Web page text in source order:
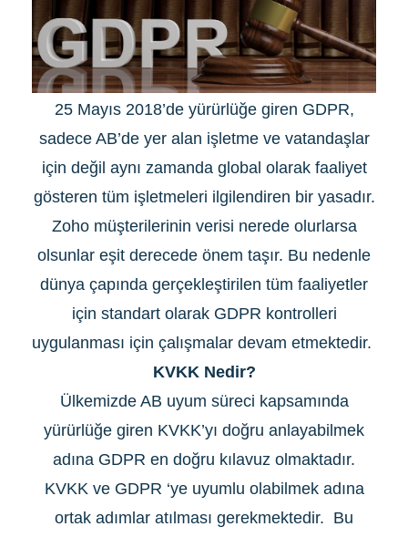
25 Mayıs 2018’de yürürlüğe giren GDPR,
sadece AB’de yer alan işletme ve vatandaşlar
için değil aynı zamanda global olarak faaliyet
gösteren tüm işletmeleri ilgilendiren bir yasadır.
Zoho müşterilerinin verisi nerede olurlarsa
olsunlar eşit derecede önem taşır. Bu nedenle
dünya çapında gerçekleştirilen tüm faaliyetler
için standart olarak GDPR kontrolleri
uygulanması için çalışmalar devam etmektedir.
KVKK Nedir?
Ülkemizde AB uyum süreci kapsamında
yürürlüğe giren KVKK’yı doğru anlayabilmek
adına GDPR en doğru kılavuz olmaktadır.
KVKK ve GDPR ‘ye uyumlu olabilmek adına
ortak adımlar atılması gerekmektedir. Bu